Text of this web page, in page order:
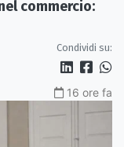
commercio:
Condividi su:
16 ore fa